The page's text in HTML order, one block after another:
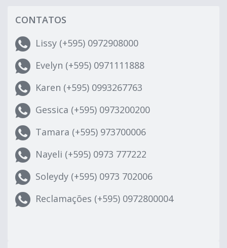
CONTATOS
Lissy (+595) 0972908000
Evelyn (+595) 0971111888
Karen (+595) 0993267763
Gessica (+595) 0973200200
Tamara (+595) 973700006
Nayeli (+595) 0973 777222
Soleydy (+595) 0973 702006
Reclamações (+595) 0972800004